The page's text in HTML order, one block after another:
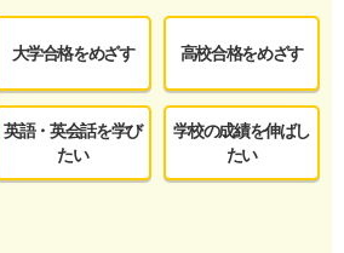
大学合格をめざす 高校合格をめざす
英語・英会話を学び
たい
学校の成績を伸ばし
たい